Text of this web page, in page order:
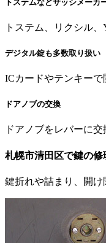
トステムなどサッシメーカ
トステム、リクシル
デジタル錠も多数取り扱い
ICカードやテンキーで
ドアノブの交換
ドアノブをレバーに
札幌市清田区で鍵の修
鍵折れや詰まり、開け